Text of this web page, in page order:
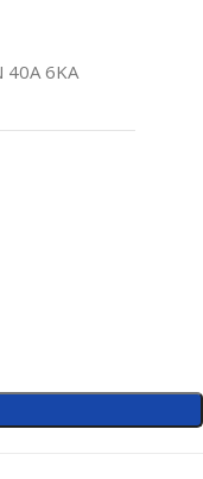
40A 6KA